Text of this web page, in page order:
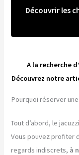
Découvrir les
A la recherche
Découvrez notre
Pourquoi réserver
Tout d’abord, le
Vous pouvez profiter
regards indiscrets, à